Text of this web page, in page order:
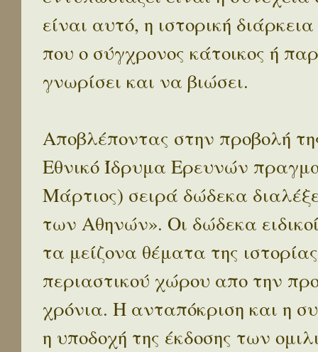
είναι αυτό, η ιστορική
που ο σύγχρονος κάτοικος ή
γνωρίσει και να βιώσει.
Αποβλέποντας στην προβολή
Εθνικό Ίδρυμα Ερευνών
Μάρτιος) σειρά δώδεκα
των Αθηνών». Οι δώδεκα
τα μείζονα θέματα της
περιαστικού χώρου απο την
χρόνια. Η ανταπόκριση και η
η υποδοχή της έκδοσης των